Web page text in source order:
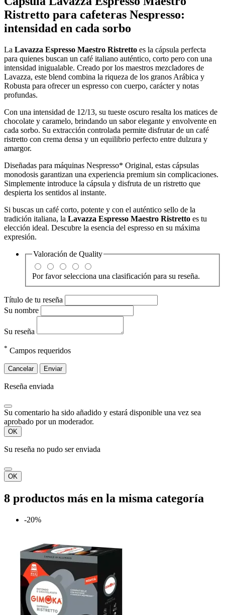
Ristretto para cafeteras Nespresso:
intensidad en cada sorbo
La Lavazza Espresso Maestro Ristretto es la cápsula perfecta
para quienes buscan un café italiano auténtico, corto pero con una
intensidad inigualable. Creado por los maestros mezcladores de
Lavazza, este blend combina la riqueza de los granos Arábica y
Robusta para ofrecer un espresso con cuerpo, carácter y notas
profundas.
Con una intensidad de 12/13, su tueste oscuro resalta los matices de
chocolate y caramelo, brindando un sabor elegante y envolvente en
cada sorbo. Su extracción controlada permite disfrutar de un café
ristretto con crema densa y un equilibrio perfecto entre dulzura y
amargor.
Diseñadas para máquinas Nespresso* Original, estas cápsulas
monodosis garantizan una experiencia premium sin complicaciones.
Simplemente introduce la cápsula y disfruta de un ristretto que
despierta los sentidos al instante.
Si buscas un café corto, potente y con el auténtico sello de la
tradición italiana, la Lavazza Espresso Maestro Ristretto es tu
elección ideal. Descubre la esencia del espresso en su máxima
expresión.
Valoración de Quality
Por favor selecciona una clasificación para su reseña.
Título de tu reseña
Su nombre
Su reseña
* Campos requeridos
Cancelar Enviar
Reseña enviada
Su comentario ha sido añadido y estará disponible una vez sea
aprobado por un moderador.
OK
Su reseña no pudo ser enviada
OK
8 productos más en la misma categoría
-20%